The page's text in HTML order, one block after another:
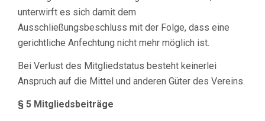
unterwirft es sich damit dem
Ausschließungsbeschluss mit der Folge, dass eine
gerichtliche Anfechtung nicht mehr möglich ist.
Bei Verlust des Mitgliedstatus besteht keinerlei
Anspruch auf die Mittel und anderen Güter des Vereins.
§ 5 Mitgliedsbeiträge